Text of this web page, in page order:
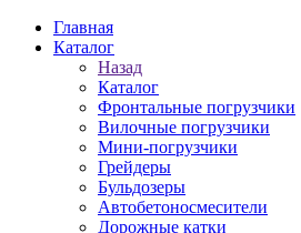
Главная
Каталог
Назад
Каталог
Фронтальные погрузчики
Вилочные погрузчики
Мини-погрузчики
Грейдеры
Бульдозеры
Автобетоносмесители
Дорожные катки